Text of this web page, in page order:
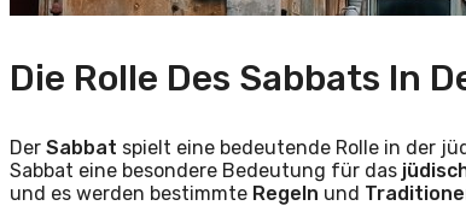
Die Rolle Des Sabbats In
Der Sabbat spielt eine bedeutende Rolle in der
Sabbat eine besondere Bedeutung für das
und es werden bestimmte Regeln und